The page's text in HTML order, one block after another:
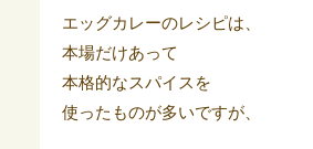
エッグカレーのレシピは、
本場だけあって
本格的なスパイスを
使ったものが多いですが、